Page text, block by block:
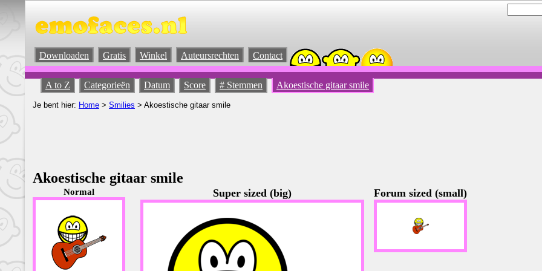
Downloaden Gratis Winkel Auteursrechten Contact
A to Z Categorieën Datum Score # Stemmen Akoestische gitaar smile
Je bent hier: Home > Smilies > Akoestische gitaar smile
Akoestische gitaar smile
Normal Super sized (big) Forum sized (small)